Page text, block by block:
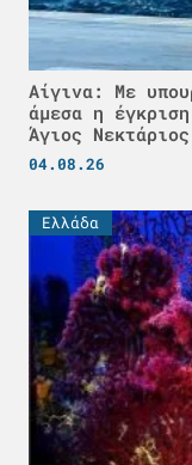
Αίγινα: Με
άμεσα η
Άγιος Νεκτάριος
04.08.26
Ελλάδα